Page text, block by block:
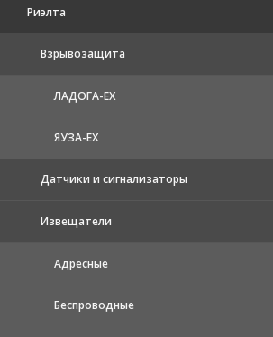
Риэлта
Взрывозащита
ЛАДОГА-EX
ЯУЗА-ЕХ
Датчики и сигнализаторы
Извещатели
Адресные
Беспроводные